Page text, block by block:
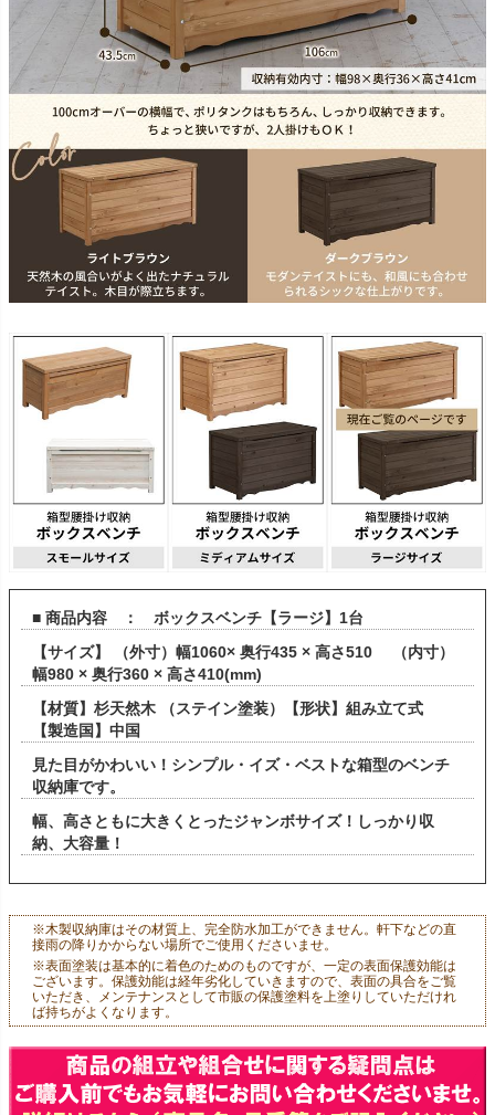
■ 商品内容 ： ボックスベンチ【ラージ】1台
【サイズ】 （外寸）幅1060× 奥行435 × 高さ510 （内寸）
幅980 × 奥行360 × 高さ410(mm)
【材質】杉天然木 （ステイン塗装）【形状】組み立て式
【製造国】中国
見た目がかわいい！シンプル・イズ・ベストな箱型のベンチ
収納庫です。
幅、高さともに大きくとったジャンボサイズ！しっかり収
納、大容量！
※木製収納庫はその材質上、完全防水加工ができません。軒下などの直
接雨の降りかからない場所でご使用くださいませ。
※表面塗装は基本的に着色のためのものですが、一定の表面保護効能は
ございます。保護効能は経年劣化していきますので、表面の具合をご覧
いただき、メンテナンスとして市販の保護塗料を上塗りしていただけれ
ば持ちがよくなります。